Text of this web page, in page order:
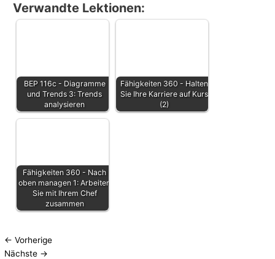
Verwandte Lektionen:
BEP 116c- Diagramme
und Trends 3: Trends
analysieren
Fähigkeiten 360 - Halten
Sie Ihre Karriere auf Kurs
(2)
Fähigkeiten 360 - Nach
oben managen 1: Arbeiten
Sie mit Ihrem Chef
zusammen
← Vorherige
Nächste →